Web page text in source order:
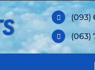
(093)
(063)